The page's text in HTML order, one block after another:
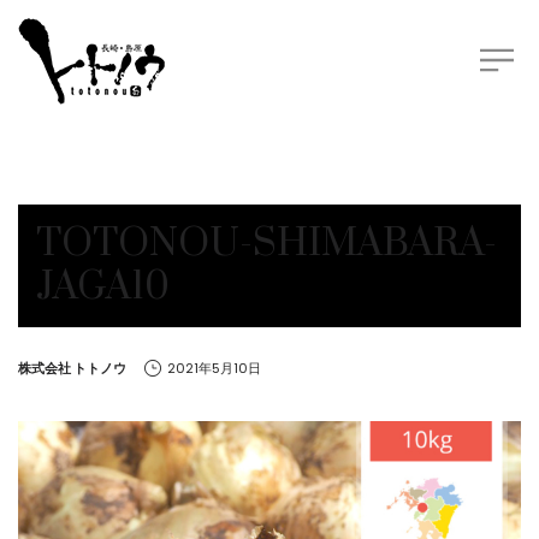
TOTONOU-SHIMABARA-
JAGA10
by
株式会社 トトノウ 2021年5月10日